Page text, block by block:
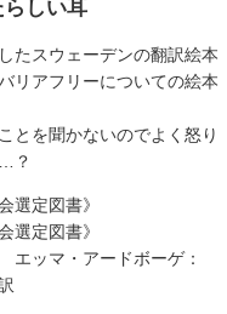
しい耳
たスウェーデンの翻訳絵本
リアフリーについての絵本
とを聞かないのでよく怒り
？
選定図書》
選定図書》
エッマ・アードボーゲ：